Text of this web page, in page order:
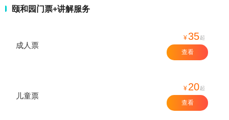
颐和园门票+讲解服务
成人票
¥35起
查看
儿童票
¥ 20起
查看